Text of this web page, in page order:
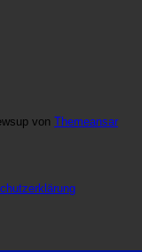
von Themeansar